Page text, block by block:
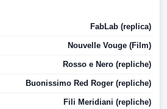
FabLab (replica)
Nouvelle Vouge (Film)
Rosso e Nero (repliche)
Buonissimo Red Roger (repliche)
Fili Meridiani (repliche)